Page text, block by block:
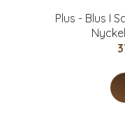
Plus - Blus I